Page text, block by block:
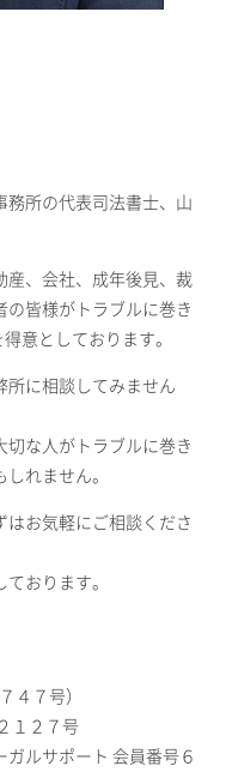
所の代表司法書士、山
産、会社、成年後見、裁
皆様がトラブルに巻き
意としております。
所に相談してみません
な人がトラブルに巻き
れません。
お気軽にご相談くださ
おります。
４７号）
１２７号
ルサポート 会員番号６